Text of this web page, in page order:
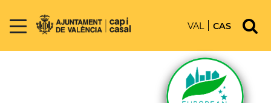
VAL CAS